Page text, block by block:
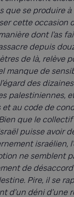
que se produire à
cette occasion
dont l’as
depuis
de là, relève
manque de
des
palestiniennes,
et au code de
que le collectif
puisse avoir
israélien,
ne semblent
de
Pire, il se
d’un déni d’une